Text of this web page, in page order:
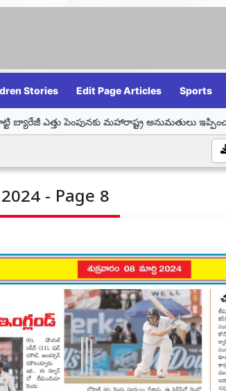
Stories Edit Page Articles Sports
మహారాష్ట్ర అనుమతులు ఇప్పించాలి: సీఎం రేవంత్ రెడ్డి
- Page 8